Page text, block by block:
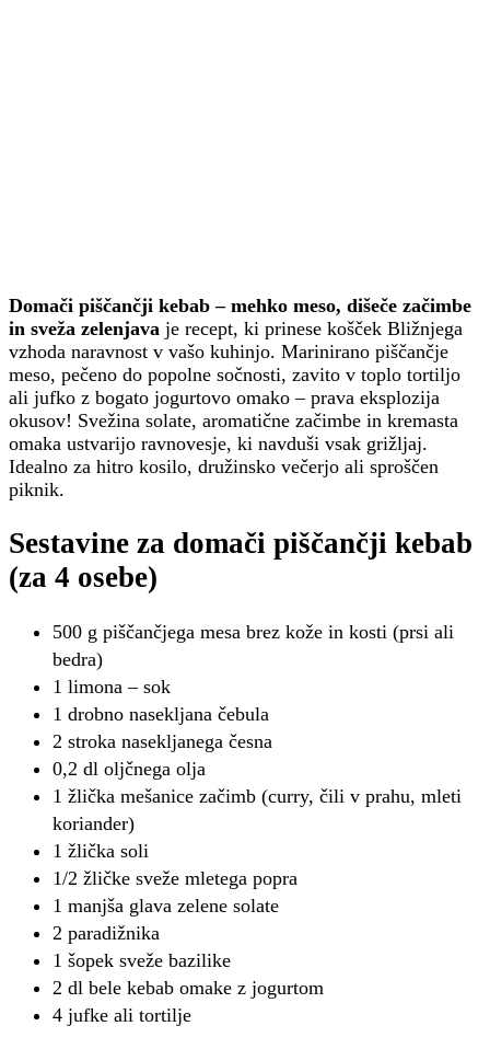
Domači piščančji kebab – mehko meso, dišeče začimbe
in sveža zelenjava je recept, ki prinese košček Bližnjega
vzhoda naravnost v vašo kuhinjo. Marinirano piščančje
meso, pečeno do popolne sočnosti, zavito v toplo tortiljo
ali jufko z bogato jogurtovo omako – prava eksplozija
okusov! Svežina solate, aromatične začimbe in kremasta
omaka ustvarijo ravnovesje, ki navduši vsak grižljaj.
Idealno za hitro kosilo, družinsko večerjo ali sproščen
piknik.
Sestavine za domači piščančji kebab
(za 4 osebe)
500 g piščančjega mesa brez kože in kosti (prsi ali
bedra)
1 limona – sok
1 drobno nasekljana čebula
2 stroka nasekljanega česna
0,2 dl oljčnega olja
1 žlička mešanice začimb (curry, čili v prahu, mleti
koriander)
1 žlička soli
1/2 žličke sveže mletega popra
1 manjša glava zelene solate
2 paradižnika
1 šopek sveže bazilike
2 dl bele kebab omake z jogurtom
4 jufke ali tortilje